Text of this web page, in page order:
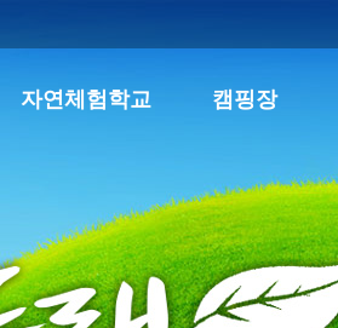
자연체험학교 캠핑장